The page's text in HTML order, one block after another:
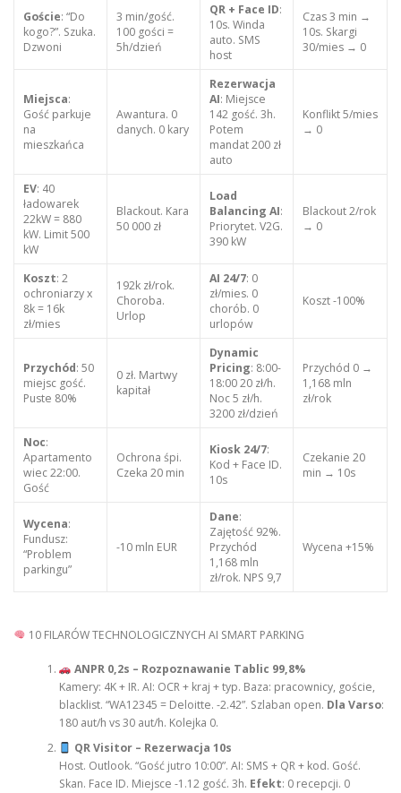
Goście: “Do
kogo?”. Szuka.
Dzwoni
3 min/gość.
100 gości =
5h/dzień
QR + Face ID:
10s. Winda
auto. SMS
host
Czas 3 min →
10s. Skargi
30/mies → 0
Miejsca:
Gość parkuje
na
mieszkańca
Awantura. 0
danych. 0 kary
Rezerwacja
AI: Miejsce
142 gość. 3h.
Potem
mandat 200 zł
auto
Konflikt 5/mies
→ 0
EV: 40
ładowarek
22kW = 880
kW. Limit 500
kW
Blackout. Kara
50 000 zł
Load
Balancing AI:
Priorytet. V2G.
390 kW
Blackout 2/rok
→ 0
Koszt: 2
ochroniarzy x
8k = 16k
zł/mies
192k zł/rok.
Choroba.
Urlop
AI 24/7: 0
zł/mies. 0
chorób. 0
urlopów
Koszt -100%
Przychód: 50
miejsc gość.
Puste 80%
0 zł. Martwy
kapitał
Dynamic
Pricing: 8:00-
18:00 20 zł/h.
Noc 5 zł/h.
3200 zł/dzień
Przychód 0 →
1,168 mln
zł/rok
Noc:
Apartamento
wiec 22:00.
Gość
Ochrona śpi.
Czeka 20 min
Kiosk 24/7:
Kod + Face ID.
10s
Czekanie 20
min → 10s
Wycena:
Fundusz:
“Problem
parkingu”
-10 mln EUR
Dane:
Zajętość 92%.
Przychód
1,168 mln
zł/rok. NPS 9,7
Wycena +15%
10 FILARÓW TECHNOLOGICZNYCH AI SMART PARKING
ANPR 0,2s – Rozpoznawanie Tablic 99,8%
Kamery: 4K + IR. AI: OCR + kraj + typ. Baza: pracownicy, goście,
blacklist. “WA12345 = Deloitte. -2.42”. Szlaban open. Dla Varso:
180 aut/h vs 30 aut/h. Kolejka 0.
QR Visitor – Rezerwacja 10s
Host. Outlook. “Gość jutro 10:00”. AI: SMS + QR + kod. Gość.
Skan. Face ID. Miejsce -1.12 gość. 3h. Efekt: 0 recepcji. 0